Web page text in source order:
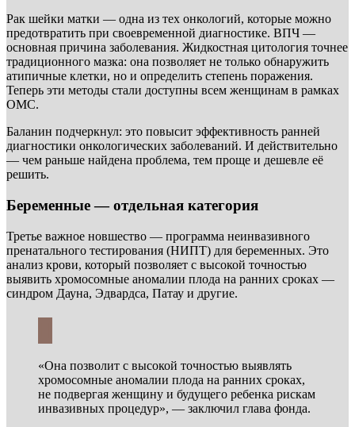
Рак шейки матки — одна из тех онкологий, которые можно
предотвратить при своевременной диагностике. ВПЧ —
основная причина заболевания. Жидкостная цитология точнее
традиционного мазка: она позволяет не только обнаружить
атипичные клетки, но и определить степень поражения.
Теперь эти методы стали доступны всем женщинам в рамках
ОМС.
Баланин подчеркнул: это повысит эффективность ранней
диагностики онкологических заболеваний. И действительно
— чем раньше найдена проблема, тем проще и дешевле её
решить.
Беременные — отдельная категория
Третье важное новшество — программа неинвазивного
пренатального тестирования (НИПТ) для беременных. Это
анализ крови, который позволяет с высокой точностью
выявить хромосомные аномалии плода на ранних сроках —
синдром Дауна, Эдвардса, Патау и другие.
«Она позволит с высокой точностью выявлять
хромосомные аномалии плода на ранних сроках,
не подвергая женщину и будущего ребенка рискам
инвазивных процедур», — заключил глава фонда.